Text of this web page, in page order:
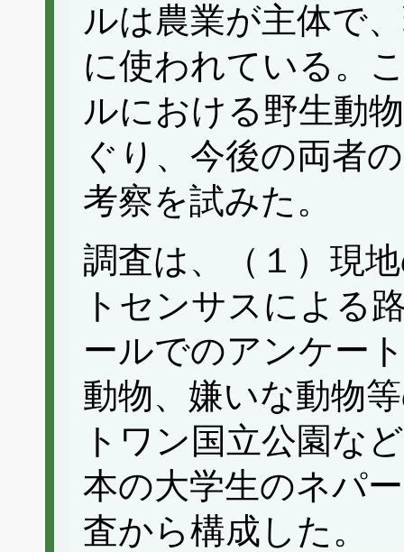
ルは農業が主体で
に使われている。
ルにおける野生動
ぐり、今後の両者
考察を試みた。
調査は、（１）現
トセンサスによる
ールでのアンケー
動物、嫌いな動物
トワン国立公園な
本の大学生のネパ
査から構成した。